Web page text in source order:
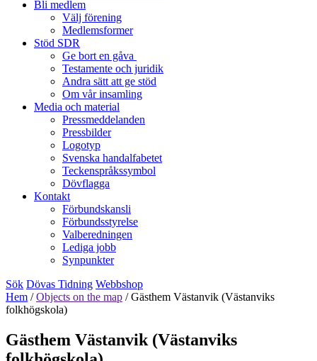
Bli medlem
Välj förening
Medlemsformer
Stöd SDR
Ge bort en gåva
Testamente och juridik
Andra sätt att ge stöd
Om vår insamling
Media och material
Pressmeddelanden
Pressbilder
Logotyp
Svenska handalfabetet
Teckenspråkssymbol
Dövflagga
Kontakt
Förbundskansli
Förbundsstyrelse
Valberedningen
Lediga jobb
Synpunkter
Sök Dövas Tidning Webbshop
Hem /Objects on the map /Gästhem Västanvik (Västanviks
folkhögskola)
Gästhem Västanvik (Västanviks